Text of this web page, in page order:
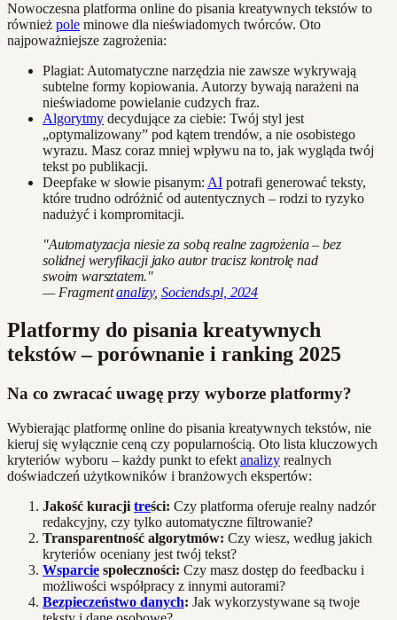
Nowoczesna platforma online do pisania kreatywnych tekstów to
również pole minowe dla nieświadomych twórców. Oto
najpoważniejsze zagrożenia:
Plagiat: Automatyczne narzędzia nie zawsze wykrywają
subtelne formy kopiowania. Autorzy bywają narażeni na
nieświadome powielanie cudzych fraz.
Algorytmy decydujące za ciebie: Twój styl jest
„optymalizowany” pod kątem trendów, a nie osobistego
wyrazu. Masz coraz mniej wpływu na to, jak wygląda twój
tekst po publikacji.
Deepfake w słowie pisanym: AI potrafi generować teksty,
które trudno odróżnić od autentycznych – rodzi to ryzyko
nadużyć i kompromitacji.
"Automatyzacja niesie za sobą realne zagrożenia – bez
solidnej weryfikacji jako autor tracisz kontrolę nad
swoim warsztatem."
— Fragmentanalizy, Sociends.pl, 2024
Platformy do pisania kreatywnych
tekstów – porównanie i ranking 2025
Na co zwracać uwagę przy wyborze platformy?
Wybierając platformę online do pisania kreatywnych tekstów, nie
kieruj się wyłącznie ceną czy popularnością. Oto lista kluczowych
kryteriów wyboru – każdy punkt to efekt analizy realnych
doświadczeń użytkowników i branżowych ekspertów:
Jakość kuracji treści: Czy platforma oferuje realny nadzór
redakcyjny, czy tylko automatyczne filtrowanie?
Transparentność algorytmów: Czy wiesz, według jakich
kryteriów oceniany jest twój tekst?
Wsparcie społeczności: Czy masz dostęp do feedbacku i
możliwości współpracy z innymi autorami?
Bezpieczeństwo danych: Jak wykorzystywane są twoje